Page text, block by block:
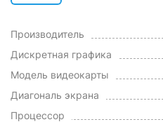
Производитель
Дискретная графика
Модель видеокарты
Диагональ экрана
Процессор